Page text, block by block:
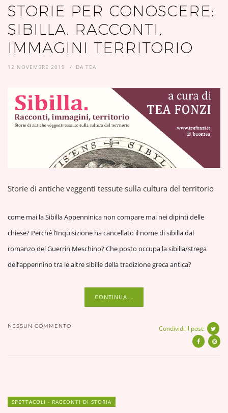
STORIE PER CONOSCERE:
SIBILLA. RACCONTI,
IMMAGINI TERRITORIO
12 NOVEMBRE 2019 DA TEA
Storie di antiche veggenti tessute sulla cultura del territorio
come mai la Sibilla Appenninica non compare mai nei dipinti delle
chiese? Perché l’Inquisizione ha cancellato il nome di sibilla dal
romanzo del Guerrin Meschino? Che posto occupa la sibilla/strega
dell’appennino tra le altre sibille della tradizione greca antica?
CONTINUA...
NESSUN COMMENTO Condividi il post:
SPETTACOLI - RACCONTI DI STORIA